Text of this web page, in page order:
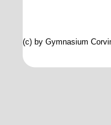
(c) by Gymnasium